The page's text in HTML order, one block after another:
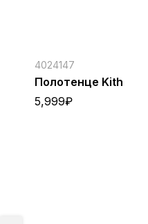
4024147
Полотенце Kith
5,999₽